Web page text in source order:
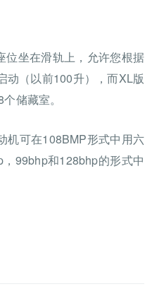
位坐在滑轨上，允许您根据
动（以前100升），而XL版
储藏室。
机可在108BMP形式中用六
99bhp和128bhp的形式中